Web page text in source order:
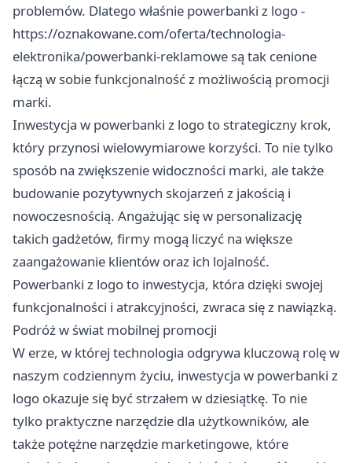
problemów. Dlatego właśnie powerbanki z logo -
https://oznakowane.com/oferta/technologia-
elektronika/powerbanki-reklamowe są tak cenione
łączą w sobie funkcjonalność z możliwością promocji
marki.
Inwestycja w powerbanki z logo to strategiczny krok,
który przynosi wielowymiarowe korzyści. To nie tylko
sposób na zwiększenie widoczności marki, ale także
budowanie pozytywnych skojarzeń z jakością i
nowoczesnością. Angażując się w personalizację
takich gadżetów, firmy mogą liczyć na większe
zaangażowanie klientów oraz ich lojalność.
Powerbanki z logo to inwestycja, która dzięki swojej
funkcjonalności i atrakcyjności, zwraca się z nawiązką.
Podróż w świat mobilnej promocji
W erze, w której technologia odgrywa kluczową rolę w
naszym codziennym życiu, inwestycja w powerbanki z
logo okazuje się być strzałem w dziesiątkę. To nie
tylko praktyczne narzędzie dla użytkowników, ale
także potężne narzędzie marketingowe, które